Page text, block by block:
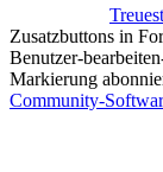
Zusatzbuttons in
Benutzer-
Markierung
Community-